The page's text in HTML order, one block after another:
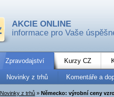
AKCIE ONLINE
informace pro Vaše
Zpravodajství Kurzy CZ
Novinky z trhů Komentáře a
Novinky z trhů » Německo: výrobní ceny